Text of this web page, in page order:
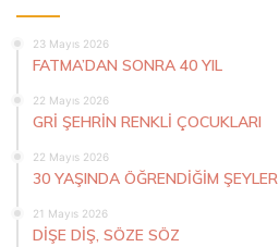
23 Mayıs 2026
FATMA’DAN SONRA 40 YIL
22 Mayıs 2026
GRİ ŞEHRİN RENKLİ ÇOCUKLARI
22 Mayıs 2026
30 YAŞINDA ÖĞRENDİĞİM ŞEYLER
21 Mayıs 2026
DİŞE DİŞ, SÖZE SÖZ